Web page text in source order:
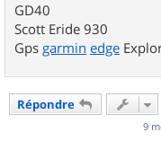
GD40
Scott Eride 930
Gps garmin edge
Répondre
9